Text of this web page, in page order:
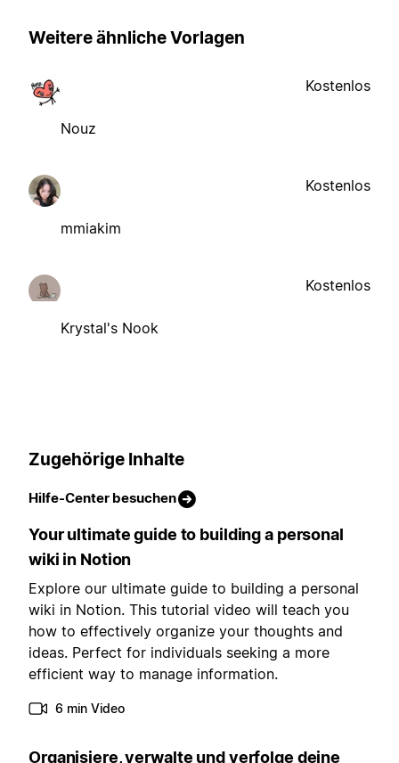
Weitere ähnliche Vorlagen
Nouz
Kostenlos
mmiakim
Kostenlos
Krystal's Nook
Kostenlos
Zugehörige Inhalte
Hilfe-Center besuchen
Your ultimate guide to building a personal
wiki in Notion
Explore our ultimate guide to building a personal
wiki in Notion. This tutorial video will teach you
how to effectively organize your thoughts and
ideas. Perfect for individuals seeking a more
efficient way to manage information.
6 min Video
Organisiere, verwalte und verfolge deine